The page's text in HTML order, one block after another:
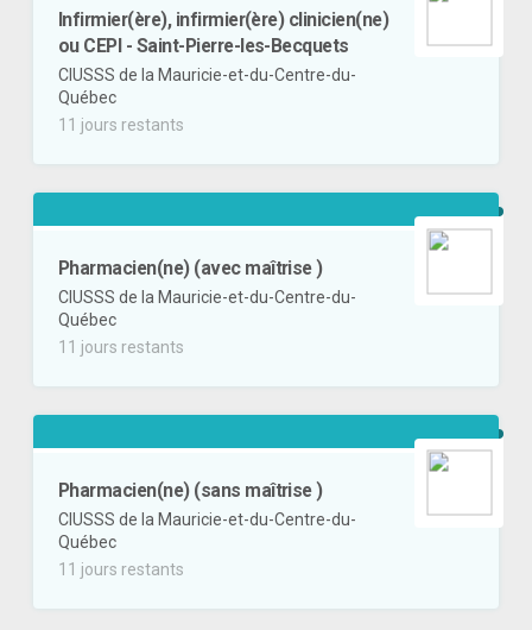
Infirmier(ère), infirmier(ère) clinicien(ne)
ou CEPI - Saint-Pierre-les-Becquets
CIUSSS de la Mauricie-et-du-Centre-du-
Québec
11 jours restants
Pharmacien(ne) (avec maîtrise )
CIUSSS de la Mauricie-et-du-Centre-du-
Québec
11 jours restants
Pharmacien(ne) (sans maîtrise )
CIUSSS de la Mauricie-et-du-Centre-du-
Québec
11 jours restants